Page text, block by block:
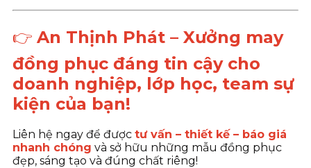
👉 An Thịnh Phát – Xưởng may
đồng phục đáng tin cậy cho
doanh nghiệp, lớp học, team sự
kiện của bạn!
Liên hệ ngay để được tư vấn – thiết kế – báo giá
nhanh chóng và sở hữu những mẫu đồng phục
đẹp, sáng tạo và đúng chất riêng!